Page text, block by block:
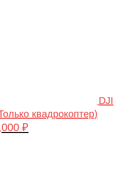
DJI
квадрокоптер)
₽